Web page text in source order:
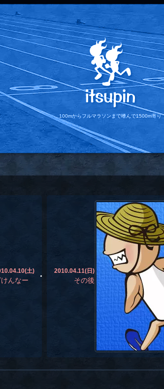
100mからフルマラソンまで嗜んで1500m寄り
土)
んなー
2010.04.11(日)
その後